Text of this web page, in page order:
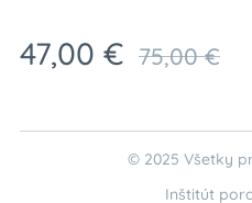
47,00 € 75,00€
© 2025 Všetky
Inštitút